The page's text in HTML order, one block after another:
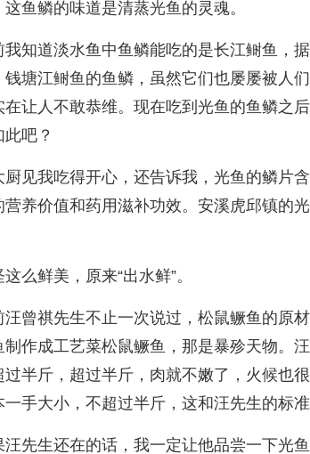
鱼鳞的味道是清蒸光鱼的灵魂。
我知道淡水鱼中鱼鳞能吃的是长江鲥鱼，
钱塘江鲥鱼的鱼鳞，虽然它们也屡屡被人
在让人不敢恭维。现在吃到光鱼的鱼鳞之
吧？
厨见我吃得开心，还告诉我，光鱼的鳞片
营养价值和药用滋补功效。安溪虎邱镇的
么鲜美，原来“出水鲜”。
汪曾祺先生不止一次说过，松鼠鳜鱼的原
制作成工艺菜松鼠鳜鱼，那是暴殄天物。
过半斤，超过半斤，肉就不嫩了，火候也
一手大小，不超过半斤，这和汪先生的标准
汪先生还在的话，我一定让他品尝一下光